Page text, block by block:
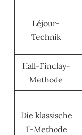
Léjour-
Technik
Hall-Findlay-
Methode
Die klassische
T-Methode